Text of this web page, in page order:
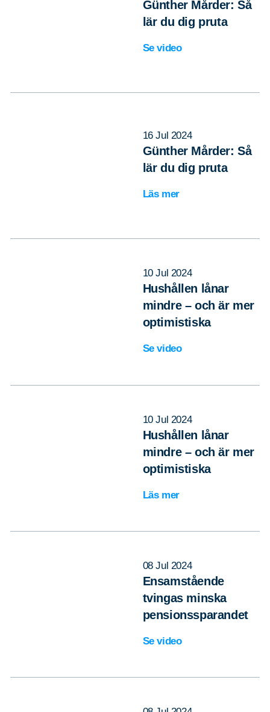
Günther Mårder: Så
lär du dig pruta
Se video
16 Jul 2024
Günther Mårder: Så
lär du dig pruta
Läs mer
10 Jul 2024
Hushållen lånar
mindre – och är mer
optimistiska
Se video
10 Jul 2024
Hushållen lånar
mindre – och är mer
optimistiska
Läs mer
08 Jul 2024
Ensamstående
tvingas minska
pensionssparandet
Se video